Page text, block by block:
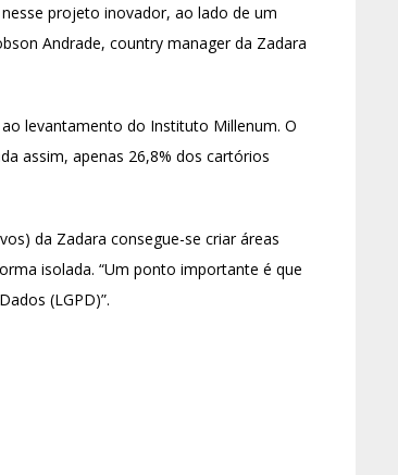
projeto inovador, ao lado de um
Andrade, country manager da Zadara
levantamento do Instituto Millenum. O
assim, apenas 26,8% dos cartórios
da Zadara consegue-se criar áreas
isolada. “Um ponto importante é que
(LGPD)”.